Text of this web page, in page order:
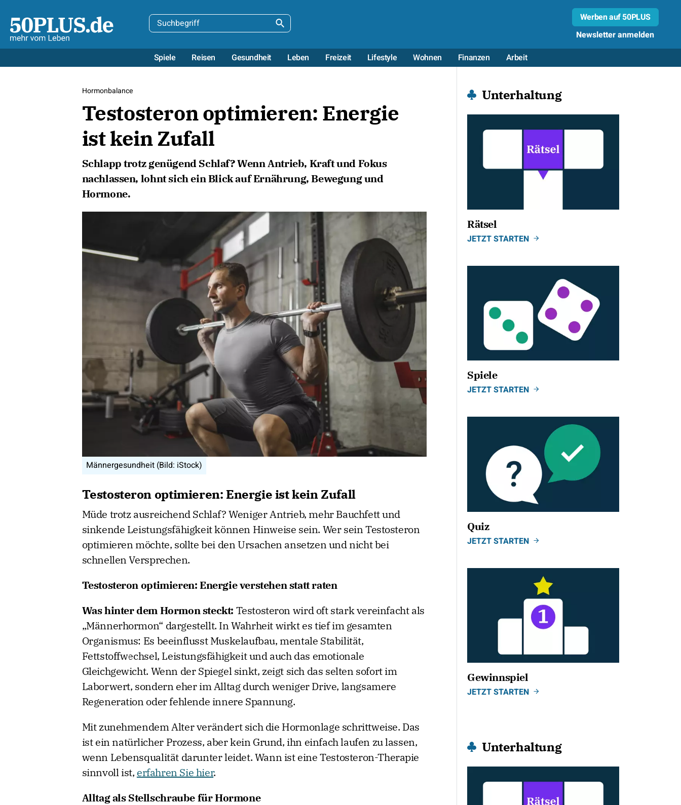
Werben auf 50PLUS
Newsletter anmelden
Spiele
Reisen Gesundheit Leben Freizeit Lifestyle Wohnen Finanzen Arbeit
Hormonbalance
Testosteron optimieren: Energie
ist kein Zufall
Schlapp trotz genügend Schlaf? Wenn Antrieb, Kraft und Fokus
nachlassen, lohnt sich ein Blick auf Ernährung, Bewegung und
Hormone.
Männergesundheit (Bild: iStock)
Testosteron optimieren: Energie ist kein Zufall
Müde trotz ausreichend Schlaf? Weniger Antrieb, mehr Bauchfett und
sinkende Leistungsfähigkeit können Hinweise sein. Wer sein Testosteron
optimieren möchte, sollte bei den Ursachen ansetzen und nicht bei
schnellen Versprechen.
Testosteron optimieren: Energie verstehen statt raten
Was hinter dem Hormon steckt: Testosteron wird oft stark vereinfacht als
„Männerhormon“ dargestellt. In Wahrheit wirkt es tief im gesamten
Organismus: Es beeinflusst Muskelaufbau, mentale Stabilität,
Fettstoffwechsel, Leistungsfähigkeit und auch das emotionale
Gleichgewicht. Wenn der Spiegel sinkt, zeigt sich das selten sofort im
Laborwert, sondern eher im Alltag durch weniger Drive, langsamere
Regeneration oder fehlende innere Spannung.
Mit zunehmendem Alter verändert sich die Hormonlage schrittweise. Das
ist ein natürlicher Prozess, aber kein Grund, ihn einfach laufen zu lassen,
wenn Lebensqualität darunter leidet. Wann ist eine Testosteron-Therapie
sinnvoll ist, erfahren Sie hier.
Alltag als Stellschraube für Hormone
Unterhaltung
Rätsel
JETZT STARTEN
Spiele
JETZT STARTEN
Quiz
JETZT STARTEN
Gewinnspiel
JETZT STARTEN
Unterhaltung